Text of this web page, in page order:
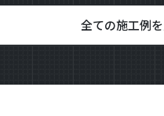
全ての施工例